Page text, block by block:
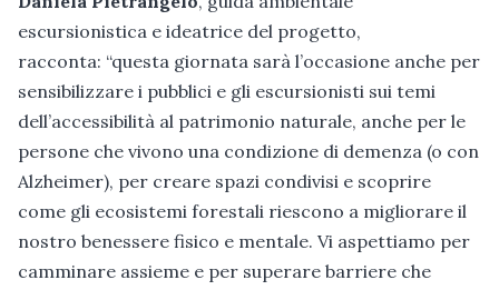
escursionistica e ideatrice del progetto,
racconta: “questa giornata sarà l’occasione anche per
sensibilizzare i pubblici e gli escursionisti sui temi
dell’accessibilità al patrimonio naturale, anche per le
persone che vivono una condizione di demenza (o con
Alzheimer), per creare spazi condivisi e scoprire
come gli ecosistemi forestali riescono a migliorare il
nostro benessere fisico e mentale. Vi aspettiamo per
camminare assieme e per superare barriere che